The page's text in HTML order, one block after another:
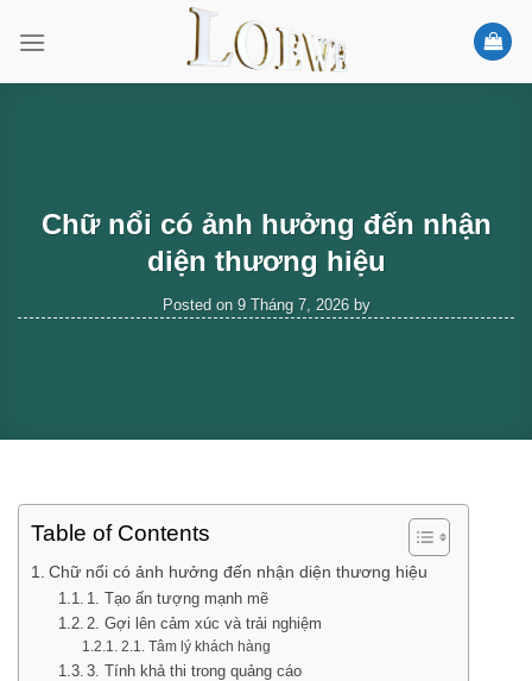
Chữ nổi có ảnh hưởng đến nhận
diện thương hiệu
Posted on 9 Tháng 7, 2026by
Table of Contents
Chữ nổi có ảnh hưởng đến nhận diện thương hiệu
1. Tạo ấn tượng mạnh mẽ
2. Gợi lên cảm xúc và trải nghiệm
2.1. Tâm lý khách hàng
3. Tính khả thi trong quảng cáo